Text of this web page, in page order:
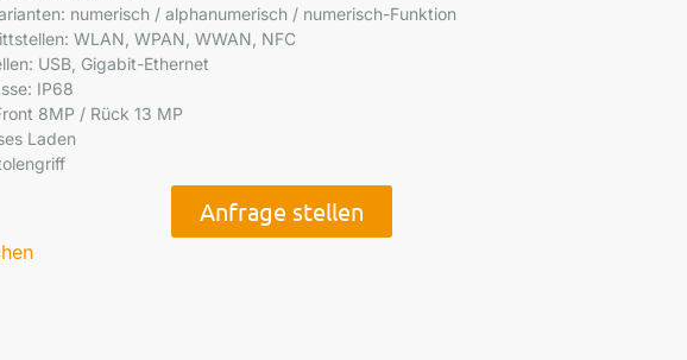
numerisch / alphanumerisch / numerisch-Funktion
WLAN, WPAN, WWAN, NFC
USB, Gigabit-Ethernet
IP68
8MP / Rück 13 MP
Laden
Anfrage stellen